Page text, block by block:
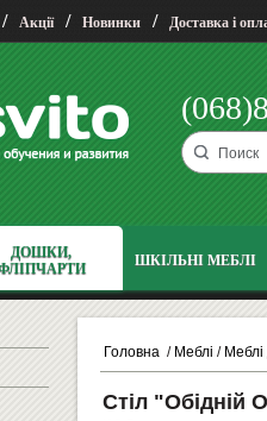
/ Акції / Новинки / Доставка і
ДОШКИ,
ШКІЛЬНІ МЕБЛІ
Головна / Меблі /
Стіл "Обідній